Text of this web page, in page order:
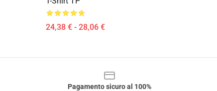
24,38 € - 28,06 €
Pagamento sicuro al 100%